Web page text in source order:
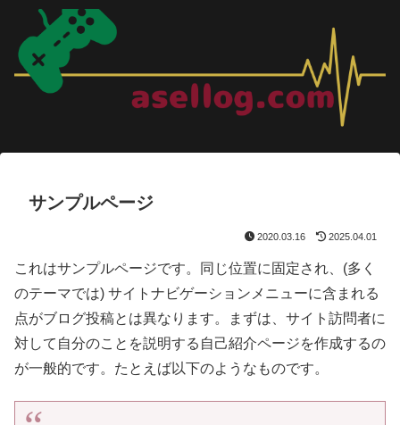
サンプルページ
2020.03.16 2025.04.01
これはサンプルページです。同じ位置に固定され、(多く
のテーマでは) サイトナビゲーションメニューに含まれる
点がブログ投稿とは異なります。まずは、サイト訪問者に
対して自分のことを説明する自己紹介ページを作成するの
が一般的です。たとえば以下のようなものです。